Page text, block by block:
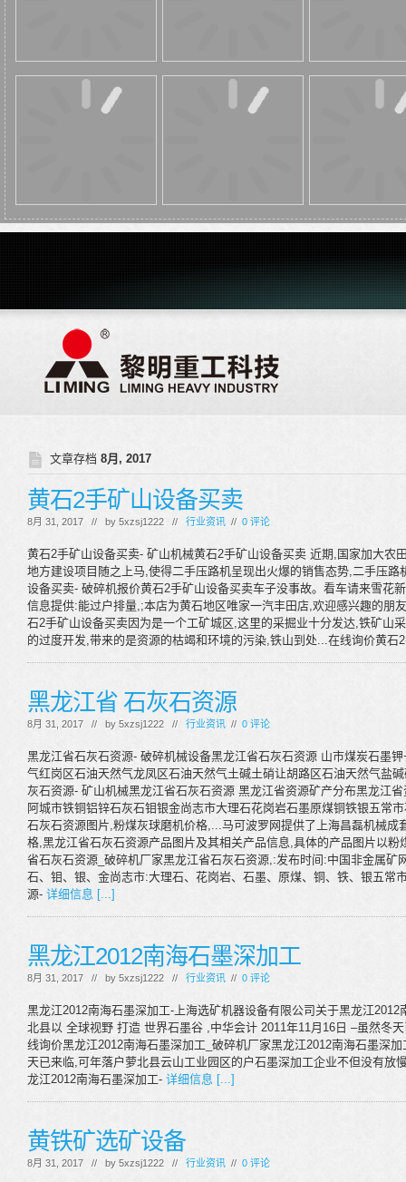
文章存档 8月, 2017
黄石2手矿山设备买卖
8月 31, 2017 // by 5xzsj1222 // 行业资讯 // 0 评论
黄石2手矿山设备买卖- 矿山机械黄石2手矿山设备买卖 近期,国家加大农
地方建设项目随之上马,使得二手压路机呈现出火爆的销售态势,二手压
设备买卖- 破碎机报价黄石2手矿山设备买卖车子没事故。看车请来雪花
信息提供:能过户排量,;本店为黄石地区唯家一汽丰田店,欢迎感兴趣的朋
石2手矿山设备买卖因为是一个工矿城区,这里的采掘业十分发达,铁矿山
的过度开发,带来的是资源的枯竭和环境的污染,铁山到处...在线询价黄石
黑龙江省 石灰石资源
8月 31, 2017 // by 5xzsj1222 // 行业资讯 // 0 评论
黑龙江省石灰石资源- 破碎机械设备黑龙江省石灰石资源 山市煤炭石墨
气红岗区石油天然气龙凤区石油天然气土碱土硝让胡路区石油天然气盐
灰石资源- 矿山机械黑龙江省石灰石资源 黑龙江省资源矿产分布黑龙江
阿城市铁铜铝锌石灰石钼银金尚志市大理石花岗岩石墨原煤铜铁银五常
石灰石资源图片,粉煤灰球磨机价格,...马可波罗网提供了上海昌磊机械成
格,黑龙江省石灰石资源产品图片及其相关产品信息,具体的产品图片以
省石灰石资源_破碎机厂家黑龙江省石灰石资源,:发布时间:中国非金属矿
石、钼、银、金尚志市:大理石、花岗岩、石墨、原煤、铜、铁、银五常
源- 详细信息 [...]
黑龙江2012南海石墨深加工
8月 31, 2017 // by 5xzsj1222 // 行业资讯 // 0 评论
黑龙江2012南海石墨深加工-上海选矿机器设备有限公司关于黑龙江
北县以 全球视野 打造 世界石墨谷 ,中华会计 2011年11月16日 –虽然冬
线询价黑龙江2012南海石墨深加工_破碎机厂家黑龙江2012南海石墨深
天已来临,可年落户萝北县云山工业园区的户石墨深加工企业不但没有放
龙江2012南海石墨深加工- 详细信息 [...]
黄铁矿选矿设备
8月 31, 2017 // by 5xzsj1222 // 行业资讯 // 0 评论